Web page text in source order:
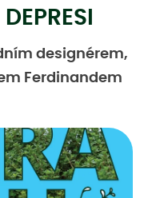
designérem,
Ferdinandem